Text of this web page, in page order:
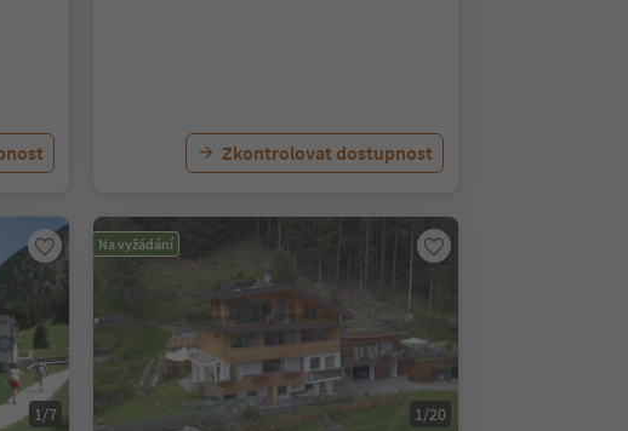
Zkontrolovat dostupnost
1/7
Na vyžádání
1/20